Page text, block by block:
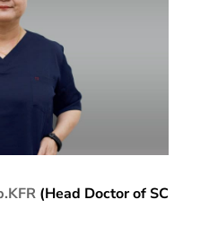
(Head Doctor of SC